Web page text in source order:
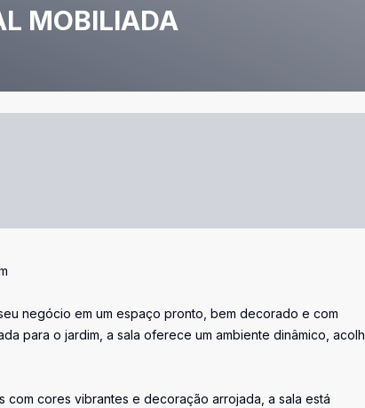
MOBILIADA
negócio em um espaço pronto, bem decorado e com
para o jardim, a sala oferece um ambiente dinâmico,
com cores vibrantes e decoração arrojada, a sala está